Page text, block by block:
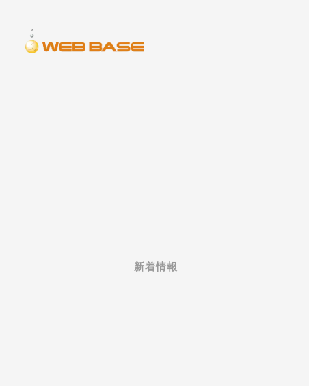
新着情報